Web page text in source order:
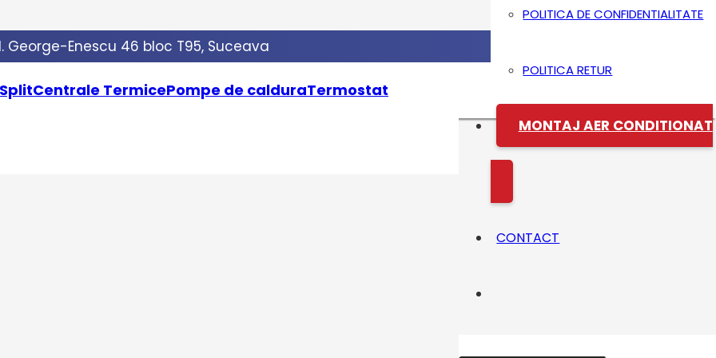
George-Enescu 46 bloc T95, Suceava
Centrale TermicePompe de calduraTermostat
POLITICA DE CONFIDENTIALITATE
POLITICA RETUR
MONTAJ AER CONDITIONAT
CONTACT